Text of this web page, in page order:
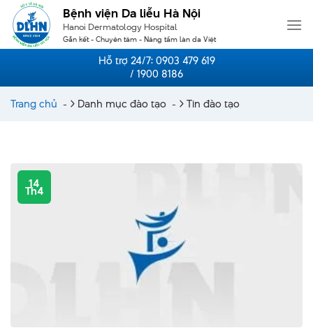
Skip
content
Bệnh viện Da liễu Hà Nội
Hanoi Dermatology Hospital
Gắn kết - Chuyên tâm - Nâng tầm làn da Việt
Hỗ trợ 24/7: 0903 479 619
/ 1900 8186
Trang chủ - Danh mục đào tạo - Tin đào tạo
14
Th4